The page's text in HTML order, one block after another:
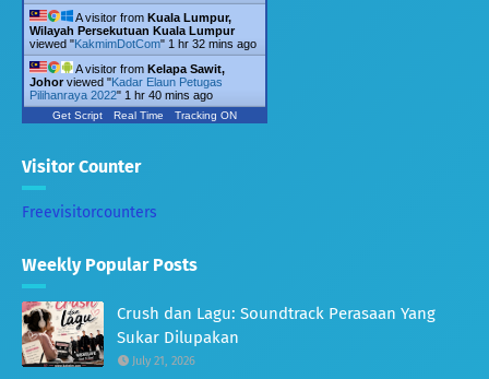
A visitor from Kuala Lumpur,
Wilayah Persekutuan Kuala Lumpur
viewed "KakmimDotCom" 1 hr 32 mins ago
A visitor from Kelapa Sawit,
Johorviewed "Kadar Elaun Petugas
Pilihanraya 2022" 1 hr 40 mins ago
Get Script Real Time Tracking ON
Visitor Counter
Freevisitorcounters
Weekly Popular Posts
Crush dan Lagu: Soundtrack Perasaan Yang
Sukar Dilupakan
July 21, 2026